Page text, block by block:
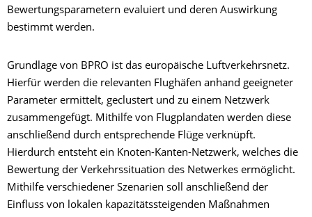
Bewertungsparametern evaluiert und deren Auswirkung
bestimmt werden.
Grundlage von BPRO ist das europäische Luftverkehrsnetz.
Hierfür werden die relevanten Flughäfen anhand geeigneter
Parameter ermittelt, geclustert und zu einem Netzwerk
zusammengefügt. Mithilfe von Flugplandaten werden diese
anschließend durch entsprechende Flüge verknüpft.
Hierdurch entsteht ein Knoten-Kanten-Netzwerk, welches die
Bewertung der Verkehrssituation des Netwerkes ermöglicht.
Mithilfe verschiedener Szenarien soll anschließend der
Einfluss von lokalen kapazitätssteigenden Maßnahmen